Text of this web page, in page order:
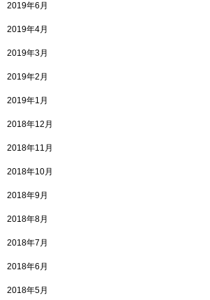
2019年6月
2019年4月
2019年3月
2019年2月
2019年1月
2018年12月
2018年11月
2018年10月
2018年9月
2018年8月
2018年7月
2018年6月
2018年5月